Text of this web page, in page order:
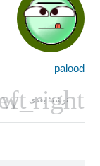
palood
نوشتهٔ بعدی